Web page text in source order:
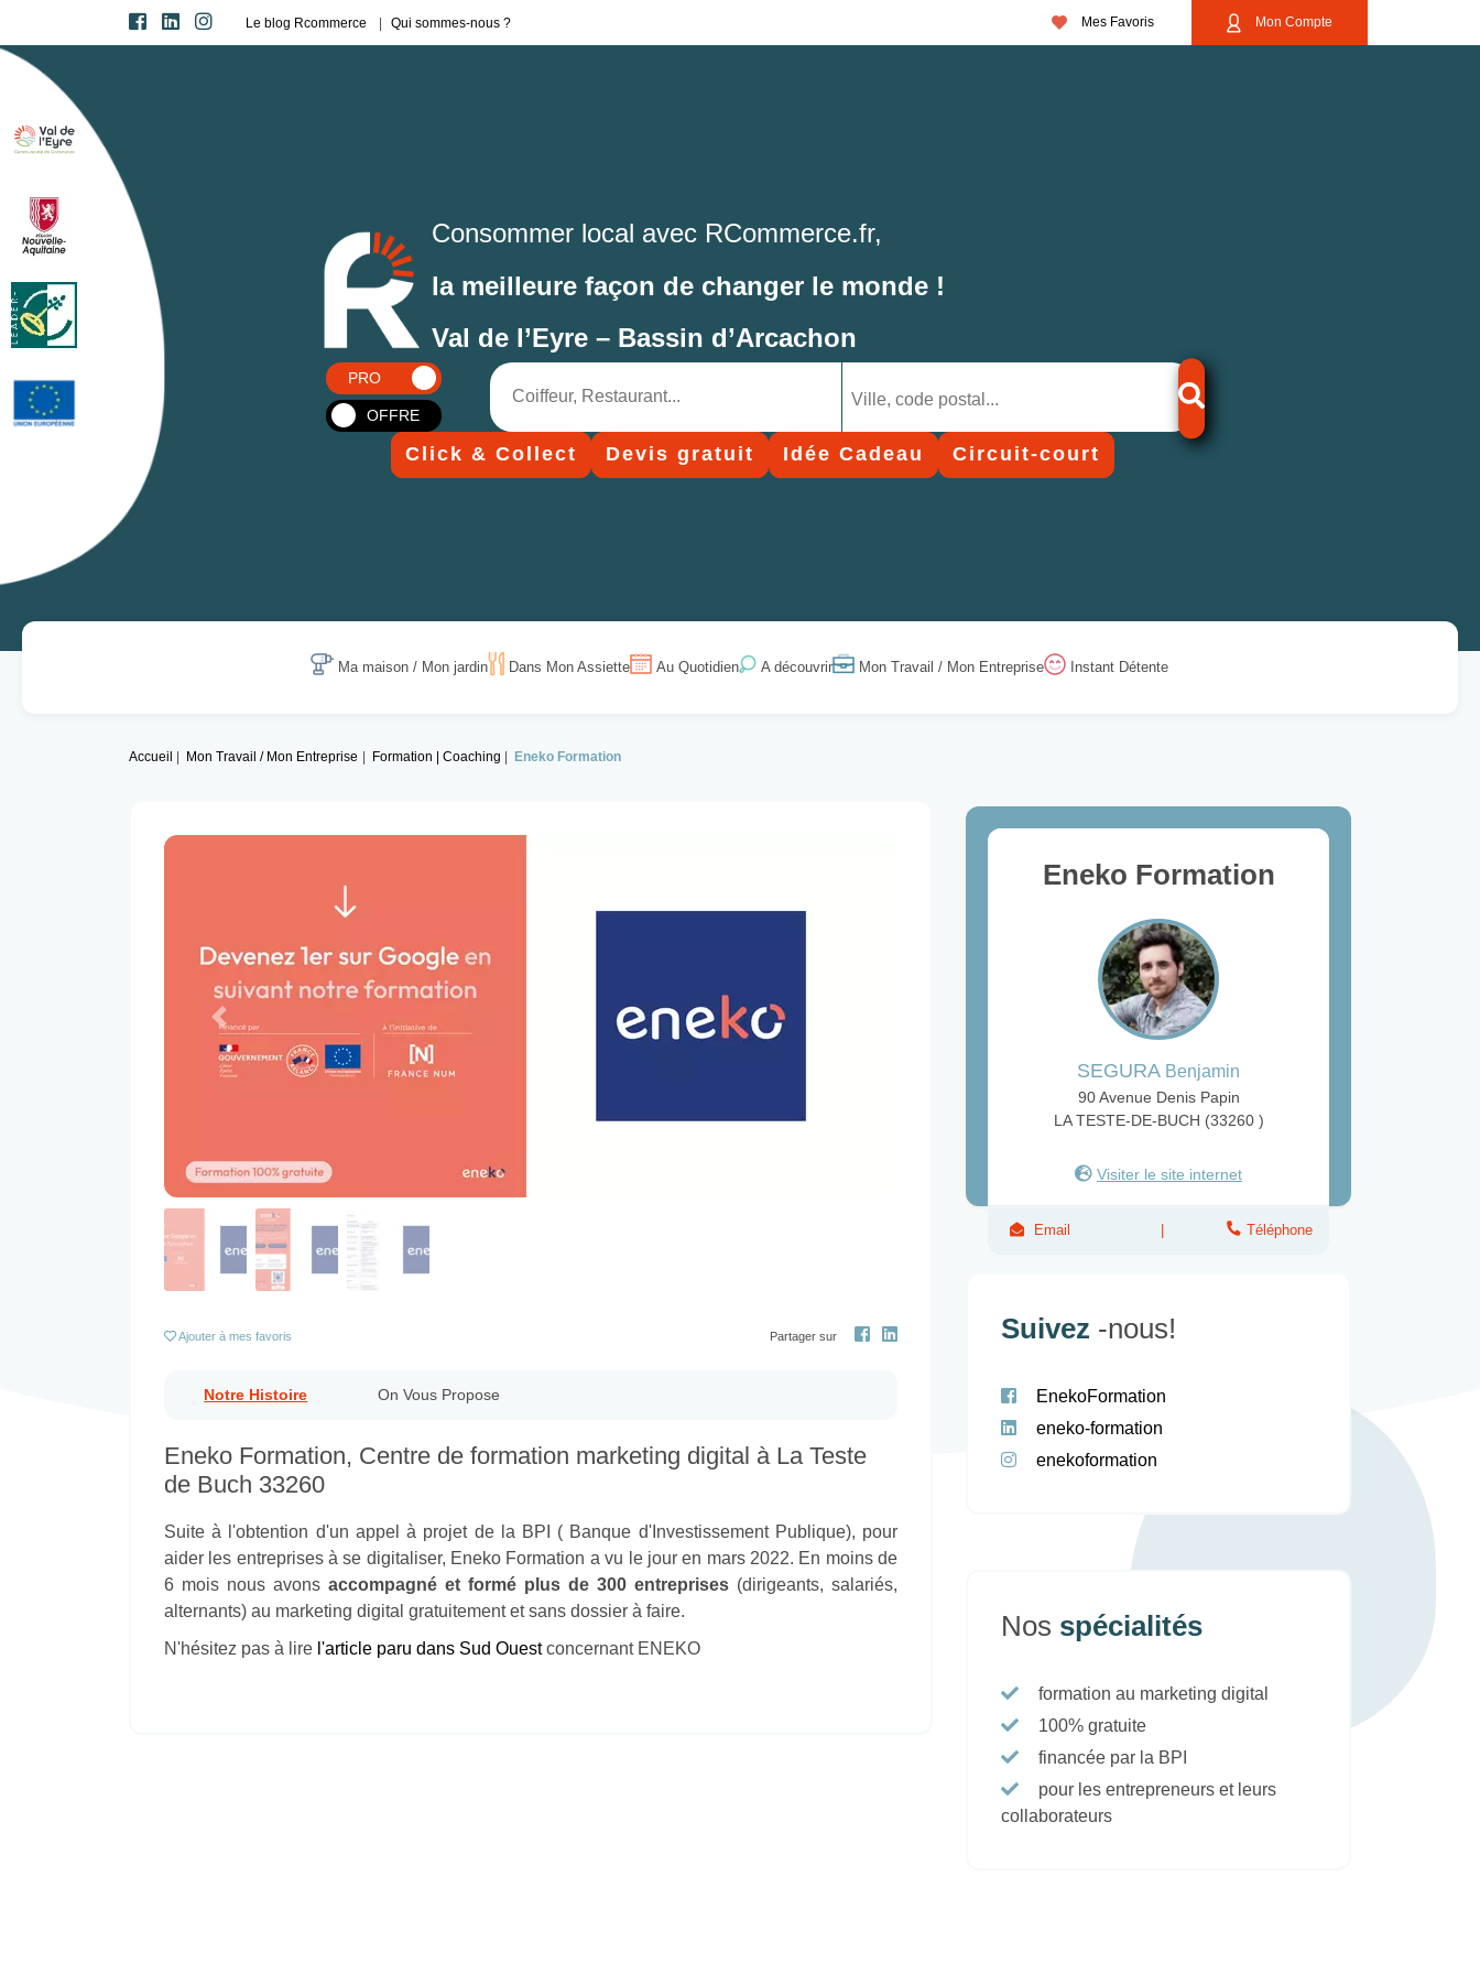
Le blog Rcommerce Qui sommes-nous ? Mes Favoris Mon Compte
Consommer local avec RCommerce.fr,
la meilleure façon de changer le monde !
Val de l’Eyre – Bassin d’Arcachon
PRO
OFFRE
Click & Collect Devis gratuit Idée Cadeau Circuit-court
Ma maison / Mon jardin Dans Mon Assiette Au Quotidien A découvrir Mon Travail / Mon Entreprise Instant Détente
Accueil Mon Travail / Mon Entreprise Formation | Coaching Eneko Formation
Previous
Ajouter à mes favoris Partager sur
Notre Histoire On Vous Propose
Eneko Formation, Centre de formation marketing digital à La Teste
de Buch 33260
Suite à l'obtention d'un appel à projet de la BPI ( Banque d'Investissement Publique), pour
aider les entreprises à se digitaliser, Eneko Formation a vu le jour en mars 2022. En moins de
6 mois nous avons accompagné et formé plus de 300 entreprises (dirigeants, salariés,
alternants) au marketing digital gratuitement et sans dossier à faire.
N'hésitez pas à lire l'article paru dans Sud Ouestconcernant ENEKO
Eneko Formation
SEGURA Benjamin
90 Avenue Denis Papin
LA TESTE-DE-BUCH (33260 )
Visiter le site internet
Email Téléphone
Suivez -nous!
EnekoFormation
eneko-formation
enekoformation
Nos spécialités
formation au marketing digital
100% gratuite
financée par la BPI
pour les entrepreneurs et leurs
collaborateurs